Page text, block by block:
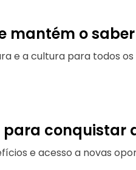
mantém o
e a cultura para todos os
conquistar
e acesso a novas